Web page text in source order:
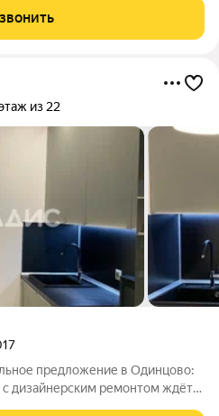
Квартира расположена на
из 22
предложение в Одинцово:
с дизайнерским ремонтом ждёт